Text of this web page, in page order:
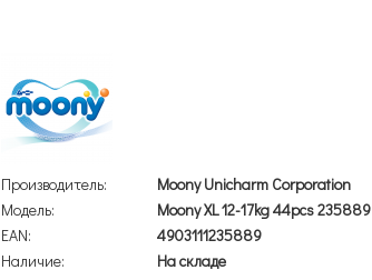
Производитель:
Moony Unicharm Corporation
Модель:
Moony XL 12-17kg 44pcs 235889
EAN:
4903111235889
Наличие:
На складе